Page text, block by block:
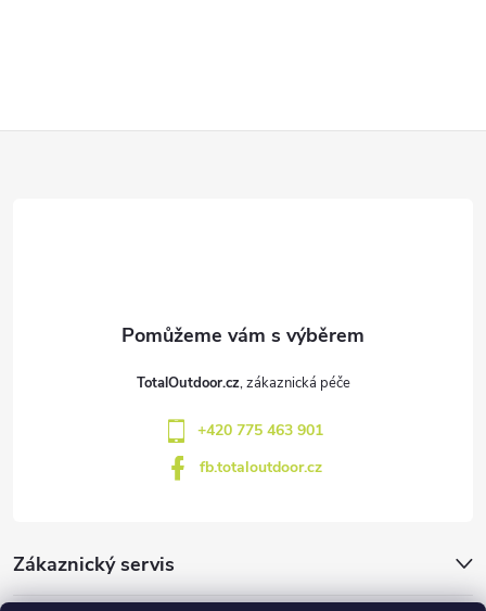
Zákaznický servis
TotalOutdoor.cz
+420 775 463 901
fb.totaloutdoor.cz